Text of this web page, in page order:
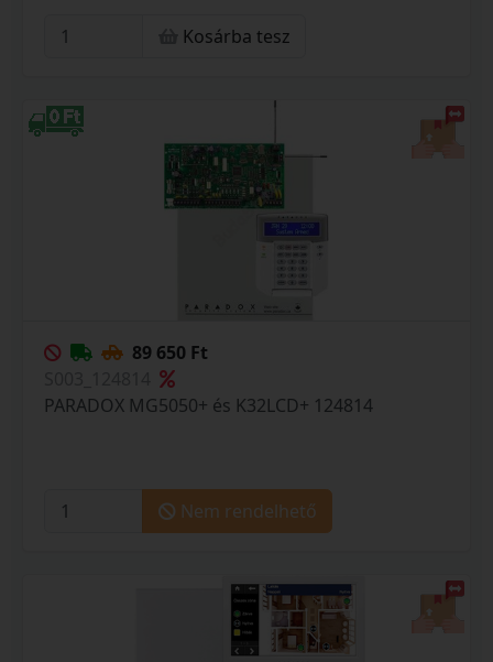
Kosárba tesz
89 650 Ft
PARADOX MG5050+ és K32LCD+ 124814
Nem rendelhető